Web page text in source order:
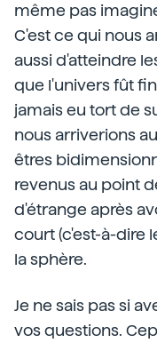
même pas
C'est ce qui nous
aussi d'atteindre
que l'univers fût
jamais eu tort de
nous arriverions
êtres
revenus au point
d'étrange après
court (c'est-à-dire
la sphère.
Je ne sais pas si
vos questions.